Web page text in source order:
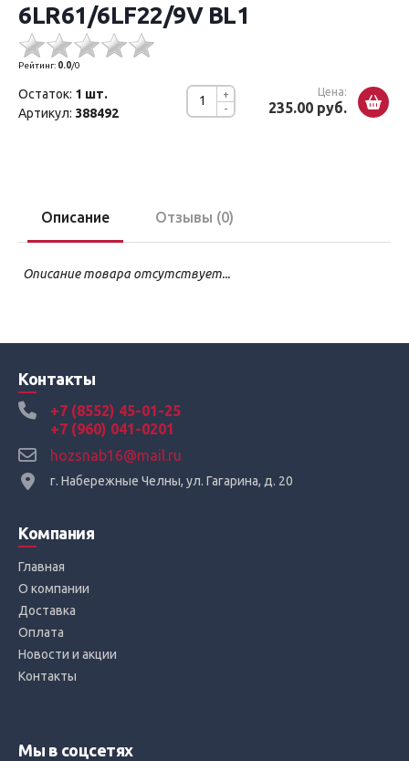
6LR61/6LF22/9V BL1
Рейтинг: 0.0/0
-
+ Цена:
235.00 руб.
Остаток: 1 шт.
Артикул: 388492
Описание Отзывы (0)
Описание товара отсутствует...
Контакты
+7 (8552) 45-01-25
+7 (960) 041-0201
hozsnab16@mail.ru
г. Набережные Челны, ул. Гагарина, д. 20
Компания
Главная
О компании
Доставка
Оплата
Новости и акции
Контакты
Мы в соцсетях